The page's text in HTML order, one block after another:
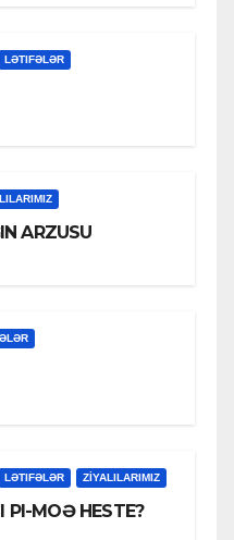
LƏTIFƏLƏR
ARZUSU
LƏTIFƏLƏR ZİYALILARIMIZ
PI-MOƏ HESTE?